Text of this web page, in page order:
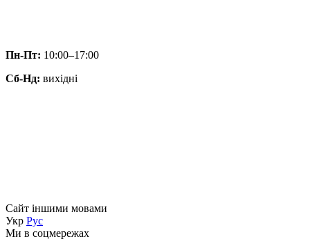
Пн-Пт: 10:00–17:00
Сб-Нд: вихідні
Сайт іншими мовами
Укр Рус
Ми в соцмережах